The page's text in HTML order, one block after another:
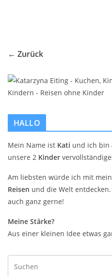
← Zurück
HALLO
Mein Name ist Kati und ich bin
unsere 2 Kinder
Am liebsten würde ich mit
Reisen und die Welt
auch ganz gerne!
Meine Stärke?
Aus einer kleinen Idee etwas